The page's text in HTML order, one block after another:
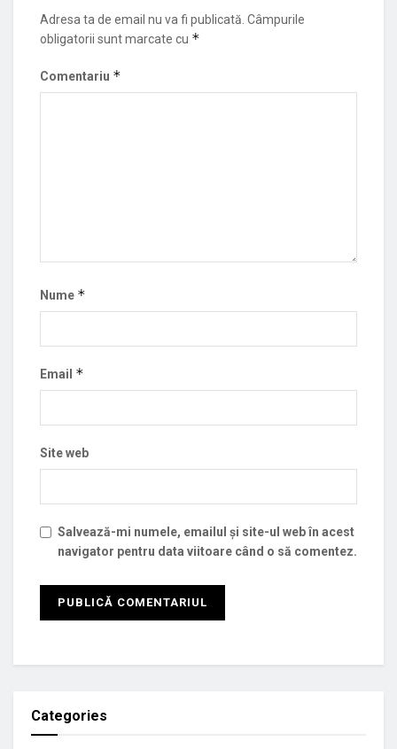
Adresa ta de email nu va fi publicată. Câmpurile
obligatorii sunt marcate cu *
Comentariu *
Nume *
Email *
Site web
Salvează-mi numele, emailul și site-ul web în acest
navigator pentru data viitoare când o să comentez.
Categories